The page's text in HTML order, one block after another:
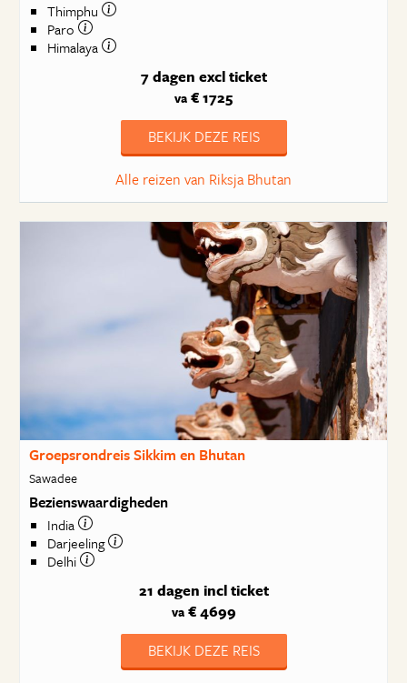
Thimphu
Paro
Himalaya
7 dagen excl ticket
va € 1725
BEKIJK DEZE REIS
Alle reizen van Riksja Bhutan
Groepsrondreis Sikkim en Bhutan
Sawadee
Bezienswaardigheden
India
Darjeeling
Delhi
21 dagen incl ticket
va€ 4699
BEKIJK DEZE REIS